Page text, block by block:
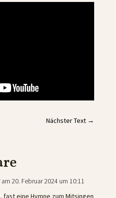
Nächster Text →
am 20. Februar 2024 um 10:11
eine Hymne zum Mitsingen